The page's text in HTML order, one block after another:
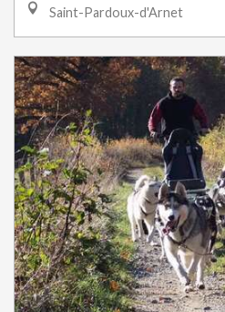
Saint-Pardoux-d'Arnet